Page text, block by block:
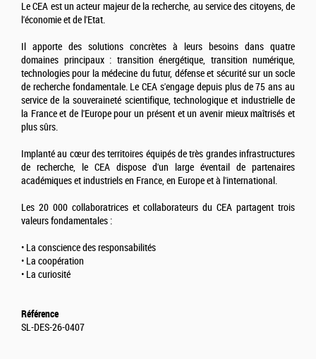
Le CEA est un acteur majeur de la recherche, au service des citoyens, de
l'économie et de l'Etat.
Il apporte des solutions concrètes à leurs besoins dans quatre
domaines principaux : transition énergétique, transition numérique,
technologies pour la médecine du futur, défense et sécurité sur un socle
de recherche fondamentale. Le CEA s'engage depuis plus de 75 ans au
service de la souveraineté scientifique, technologique et industrielle de
la France et de l'Europe pour un présent et un avenir mieux maîtrisés et
plus sûrs.
Implanté au cœur des territoires équipés de très grandes infrastructures
de recherche, le CEA dispose d'un large éventail de partenaires
académiques et industriels en France, en Europe et à l'international.
Les 20 000 collaboratrices et collaborateurs du CEA partagent trois
valeurs fondamentales :
• La conscience des responsabilités
• La coopération
• La curiosité
Référence
SL-DES-26-0407